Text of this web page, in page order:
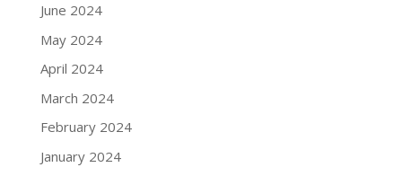
June 2024
May 2024
April 2024
March 2024
February 2024
January 2024